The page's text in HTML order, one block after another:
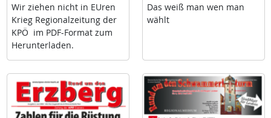
Wir zie­hen nicht in EU­ren
Krieg Re­gio­nal­zei­tung der
KPÖ im PDF-For­mat zum
Her­un­ter­la­den.
Das weiß man wen man
wählt